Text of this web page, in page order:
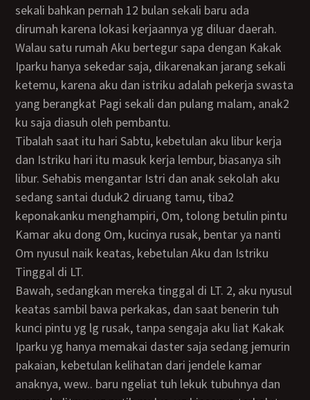
sekali bahkan pernah 12 bulan sekali baru ada
dirumah karena lokasi kerjaannya yg diluar daerah.
Walau satu rumah Aku bertegur sapa dengan Kakak
Iparku hanya sekedar saja, dikarenakan jarang sekali
ketemu, karena aku dan istriku adalah pekerja swasta
yang berangkat Pagi sekali dan pulang malam, anak2
ku saja diasuh oleh pembantu.
Tibalah saat itu hari Sabtu, kebetulan aku libur kerja
dan Istriku hari itu masuk kerja lembur, biasanya sih
libur. Sehabis mengantar Istri dan anak sekolah aku
sedang santai duduk2 diruang tamu, tiba2
keponakanku menghampiri, Om, tolong betulin pintu
Kamar aku dong Om, kucinya rusak, bentar ya nanti
Om nyusul naik keatas, kebetulan Aku dan Istriku
Tinggal di LT.
Bawah, sedangkan mereka tinggal di LT. 2, aku nyusul
keatas sambil bawa perkakas, dan saat benerin tuh
kunci pintu yg lg rusak, tanpa sengaja aku liat Kakak
Iparku yg hanya memakai daster saja sedang jemurin
pakaian, kebetulan kelihatan dari jendele kamar
anaknya, wew.. baru ngeliat tuh lekuk tubuhnya dan